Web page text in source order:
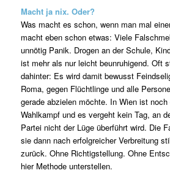
Macht ja nix. Oder?
Was macht es schon, wenn man mal
macht eben schon etwas: Viele
unnötig Panik. Drogen an der Schule,
ist mehr als nur leicht beunruhigend. Oft
dahinter: Es wird damit bewusst
Roma, gegen Flüchtlinge und alle
gerade abzielen möchte. In Wien ist noch
Wahlkampf und es vergeht kein Tag, an
Partei nicht der Lüge überführt wird. Die
sie dann nach erfolgreicher Verbreitung
zurück. Ohne Richtigstellung. Ohne
hier Methode unterstellen.